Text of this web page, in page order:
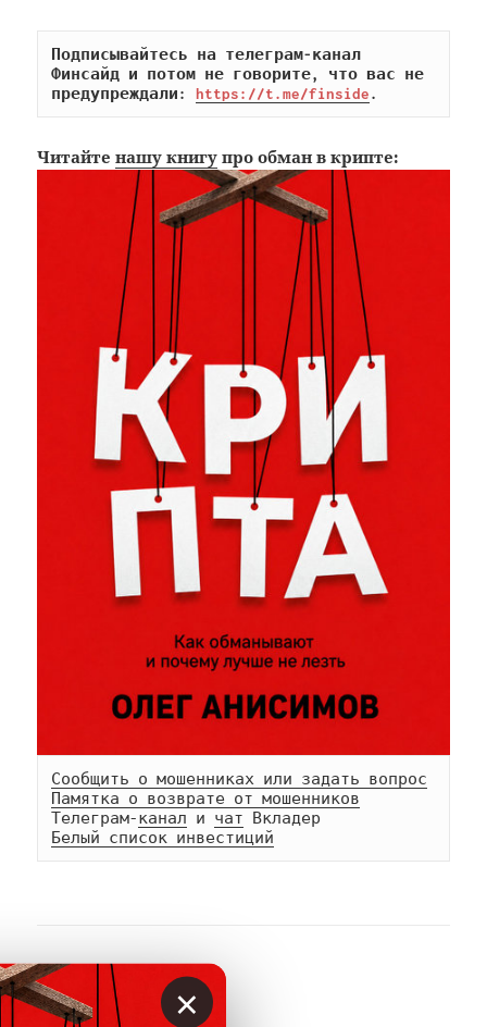
Подписывайтесь на телеграм-канал
Финсайд и потом не говорите, что вас не
предупреждали: https://t.me/finside.
Читайтенашу книгу про обман в крипте:
Сообщить о мошенниках или задать вопрос
Памятка о возврате от мошенников
Телеграм-канал и чат
Белый список инвестиций
АВТОР
Вкладер ×